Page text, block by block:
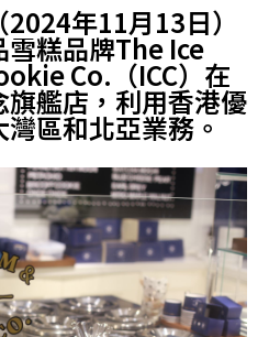
年11月13日）
糕品牌The Ice
Co.（ICC）在
艦店，利用香港優
灣區和北亞業務。